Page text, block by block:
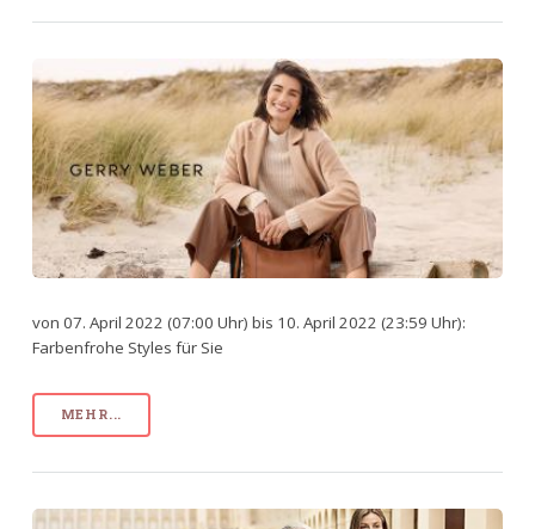
von 07. April 2022 (07:00 Uhr) bis 10. April 2022 (23:59 Uhr):
Farbenfrohe Styles für Sie
MEHR...